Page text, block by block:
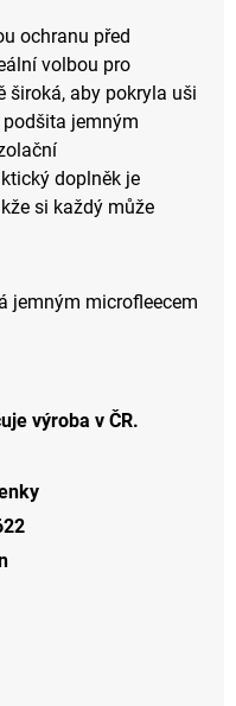
ochranu před
volbou pro
široká, aby pokryla uši
jemným
doplněk je
si každý může
jemným microfleecem
výroba v ČR.